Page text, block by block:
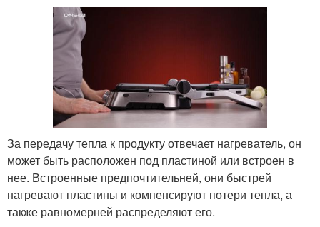
За передачу тепла к продукту отвечает нагреватель, он
может быть расположен под пластиной или встроен в
нее. Встроенные предпочтительней, они быстрей
нагревают пластины и компенсируют потери тепла, а
также равномерней распределяют его.